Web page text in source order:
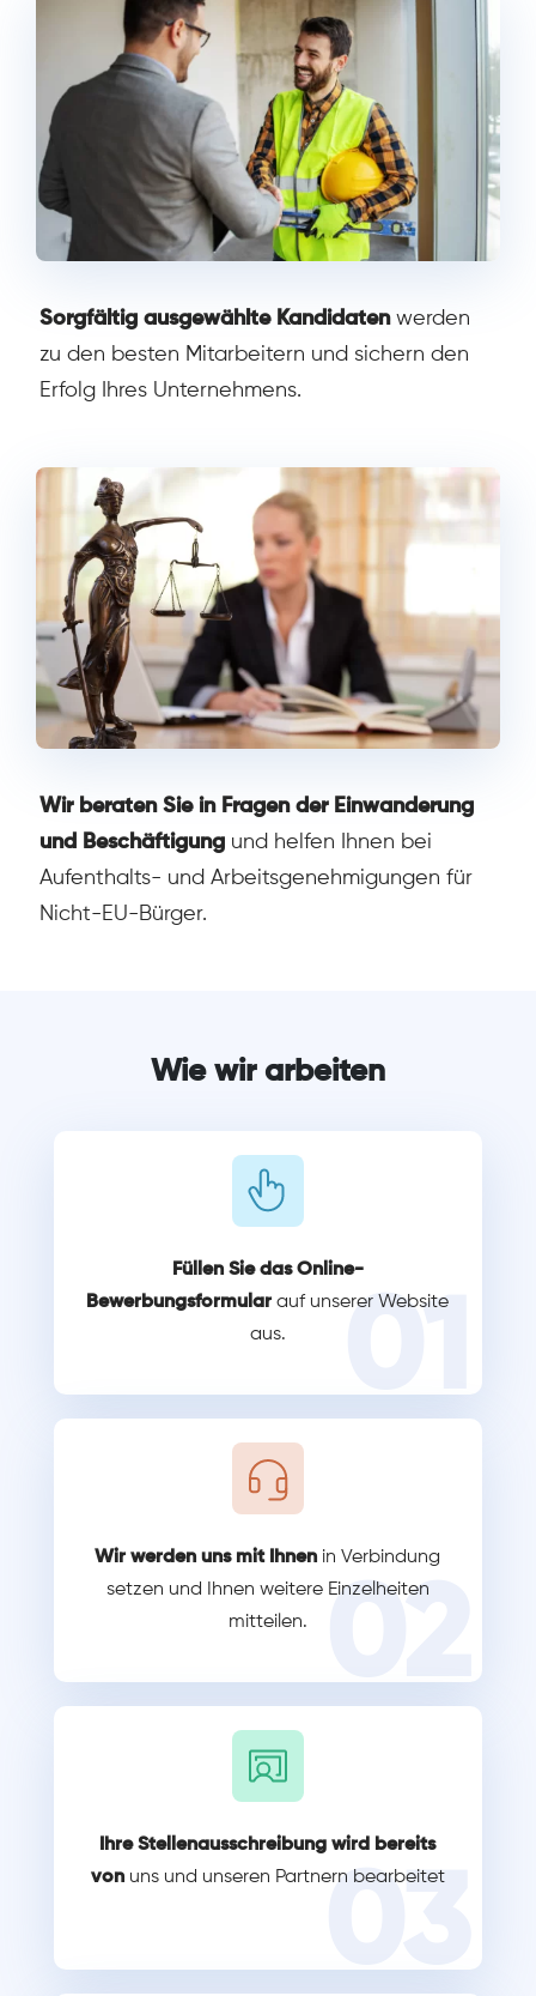
Sorgfältig ausgewählte Kandidatenwerden
zu den besten Mitarbeitern und sichern den
Erfolg Ihres Unternehmens.
Wir beraten Sie in Fragen der Einwanderung
und Beschäftigung und helfen Ihnen bei
Aufenthalts- und Arbeitsgenehmigungen für
Nicht-EU-Bürger.
Wie wir arbeiten
Füllen Sie das Online-
Bewerbungsformularauf unserer Website
aus.
Wir werden uns mit Ihnen in Verbindung
setzen und Ihnen weitere Einzelheiten
mitteilen.
Ihre Stellenausschreibung wird bereits
vonuns und unseren Partnern bearbeitet